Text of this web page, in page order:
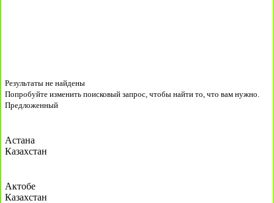
Результаты не найдены
Попробуйте изменить поисковый запрос, чтобы найти то, что вам нужно.
Предложенный
Астана
Казахстан
Актобе
Казахстан